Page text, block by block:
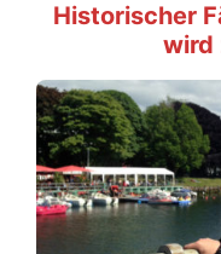
Historischer
wird